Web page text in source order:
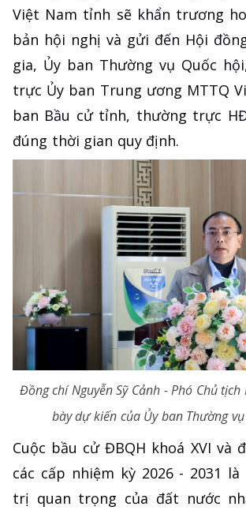
Việt Nam tỉnh sẽ khẩn trương
bản hội nghị và gửi đến Hội
gia, Ủy ban Thường vụ Quốc
trực Ủy ban Trung ương MTTQ
ban Bầu cử tỉnh, thường trực
đúng thời gian quy định.
Đồng chí Nguyễn Sỹ Cảnh - Phó Chủ
bày dự kiến của Ủy ban Thường
Cuộc bầu cử ĐBQH khoá XVI và
các cấp nhiệm kỳ 2026 - 2031
trị quan trọng của đất nước